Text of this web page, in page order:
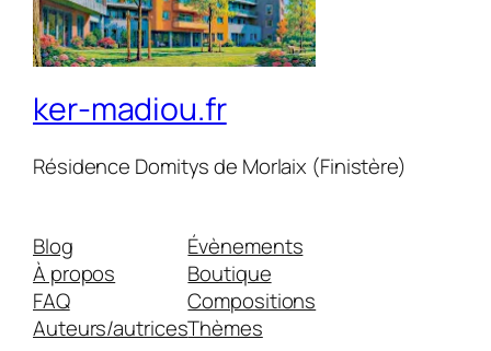
ker-madiou.fr
Résidence Domitys de Morlaix (Finistère)
Blog
À propos
FAQ
Auteurs/autrices
Évènements
Boutique
Compositions
Thèmes